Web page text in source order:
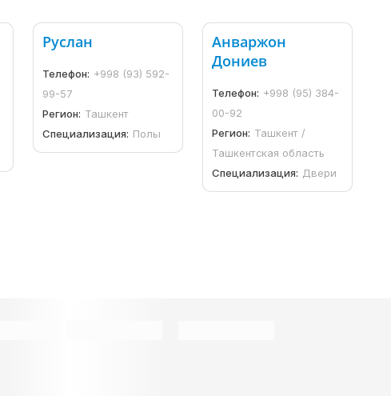
Руслан
Телефон: +998 (93) 592-
99-57
Регион: Ташкент
Специализация: Полы
Анваржон
Дониев
Телефон: +998 (95) 384-
00-92
Регион: Ташкент /
Ташкентская область
Специализация: Двери